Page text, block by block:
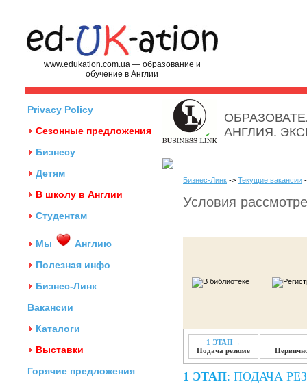
www.edukation.com.ua — образование и
обучение в Англии
Privacy Policy
Сезонные предложения
Бизнесу
Детям
В школу в Англии
Студентам
Мы
Англию
Полезная инфо
Бизнес-Линк
Вакансии
Каталоги
Выставки
Горячие предложения
АНГЛИЯ.
Бизнес-Линк -> Текущие вакансии
Условия
1 ЭТАП→
Подача резюме
1 ЭТАП: ПОДАЧА